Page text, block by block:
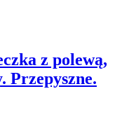
z polewą,
Przepyszne.